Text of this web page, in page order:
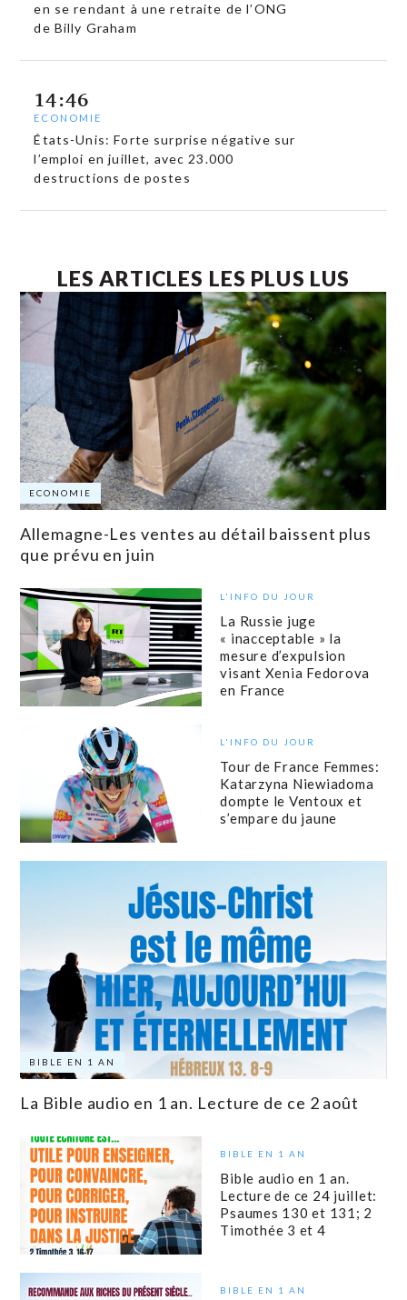
en se rendant à une retraite de l’ONG
de Billy Graham
14:46
ECONOMIE
États-Unis: Forte surprise négative sur
l’emploi en juillet, avec 23.000
destructions de postes
LES ARTICLES LES PLUS LUS
ECONOMIE
Allemagne-Les ventes au détail baissent plus
que prévu en juin
L'INFO DU JOUR
La Russie juge
« inacceptable » la
mesure d’expulsion
visant Xenia Fedorova
en France
L'INFO DU JOUR
Tour de France Femmes:
Katarzyna Niewiadoma
dompte le Ventoux et
s’empare du jaune
BIBLE EN 1 AN
La Bible audio en 1 an. Lecture de ce 2 août
BIBLE EN 1 AN
Bible audio en 1 an.
Lecture de ce 24 juillet:
Psaumes 130 et 131; 2
Timothée 3 et 4
BIBLE EN 1 AN